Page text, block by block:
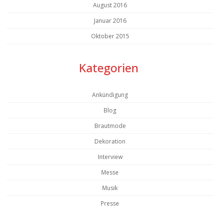
August 2016
Januar 2016
Oktober 2015
Kategorien
Ankündigung
Blog
Brautmode
Dekoration
Interview
Messe
Musik
Presse